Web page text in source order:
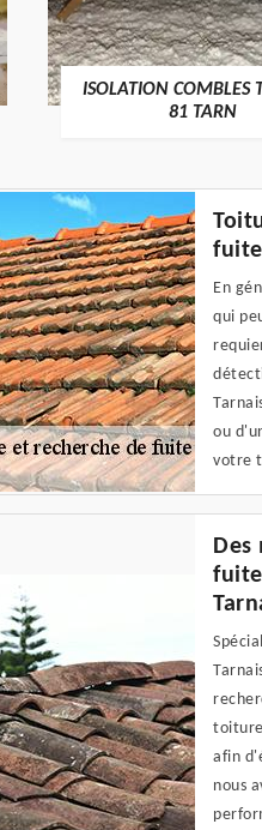
ISOLATION COMBLES
81 TARN
En
qui
ou
votre
Des
afin
nous